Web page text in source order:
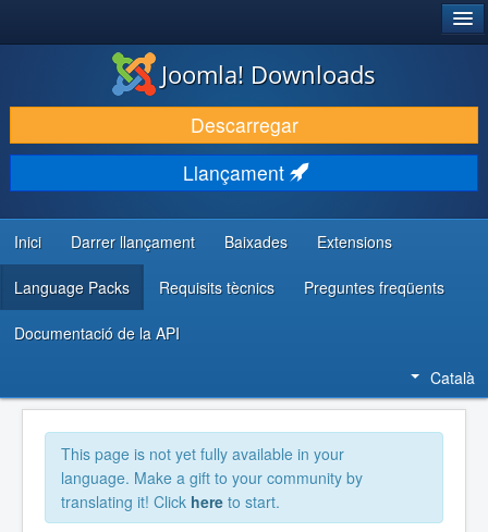
DESCARREGA & AMPLIA
DESCOBRIR & APRENDRE
COMUNITAT & SUPORT
RECURSOS PER DESENVOLUPADORS/ES
Joomla! Downloads
Descarregar
Llançament
Inici Darrer llançament Baixades Extensions
Language Packs Requisits tècnics Preguntes freqüents
Documentació de la API
Català
This page is not yet fully available in your
language. Make a gift to your community by
translating it! Click here to start.